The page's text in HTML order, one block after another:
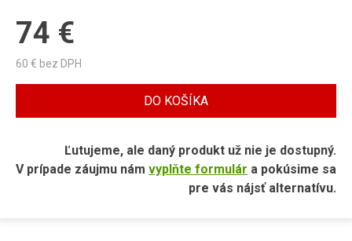
74 €
60 € bez DPH
DO KOŠÍKA
Ľutujeme, ale daný produkt už nie je dostupný.
V prípade záujmu nám vyplňte formulár a pokúsime sa
pre vás nájsť alternatívu.